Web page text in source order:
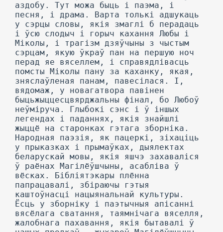
аздобу. Тут можа быць і паэма, і
песня, і драма. Варта толькі адшукаць
у сэрцы словы, якія змаглі б перадаць
і ўсю слодыч і горыч кахання Любы і
Міколы, і трагізм дзяўчыны з чыстым
сэрцам, якую ўкраў пан на першую ноч
перад яе вяселлем, і справядлівасць
помсты Міколы пану за каханку, якая,
зняслаўленая панам, павесілася. I,
вядомаж, у новагатвора павінен
быцьжыццесцвярджальны фінал, бо Любоў
неўміруча. Глыбокі сэнс і ў іншых
легендах і паданнях, якія знайшлі
жыццё на старонках гэтага зборніка.
Народная паэзія, як пацеркі, зіхаціць
у прыказках і прымаўках, дыялектах
беларускай мовы, якія яшчэ захаваліся
ў раёнах Магілёўшчыны, асабліва ў
вёсках. Бібліятэкары плённа
папрацавалі, збіраючы гэтыя
каштоўнасці нацыянальнай культуры.
Ёсць у зборніку і паэтычныя апісанні
вясёлага сватання, таямнічага вяселля,
жалобнага пахавання, якія бытавалі ў